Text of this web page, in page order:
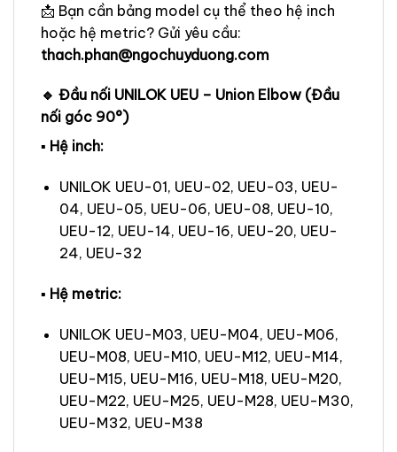
📩 Bạn cần bảng model cụ thể theo hệ inch
hoặc hệ metric? Gửi yêu cầu:
thach.phan@ngochuyduong.com
🔹 Đầu nối UNILOK UEU – Union Elbow (Đầu
nối góc 90°)
▪ Hệ inch:
UNILOK UEU-01, UEU-02, UEU-03, UEU-
04, UEU-05, UEU-06, UEU-08, UEU-10,
UEU-12, UEU-14, UEU-16, UEU-20, UEU-
24, UEU-32
▪ Hệ metric:
UNILOK UEU-M03, UEU-M04, UEU-M06,
UEU-M08, UEU-M10, UEU-M12, UEU-M14,
UEU-M15, UEU-M16, UEU-M18, UEU-M20,
UEU-M22, UEU-M25, UEU-M28, UEU-M30,
UEU-M32, UEU-M38